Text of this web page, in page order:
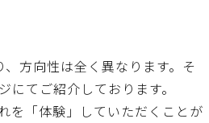
方向性は全く異なります。そ
にてご紹介しております。
を「体験」していただくことが